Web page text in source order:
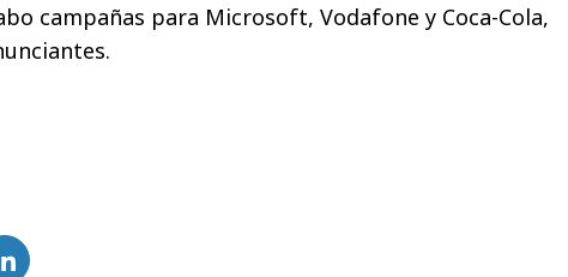
campañas para Microsoft, Vodafone y Coca-Cola,